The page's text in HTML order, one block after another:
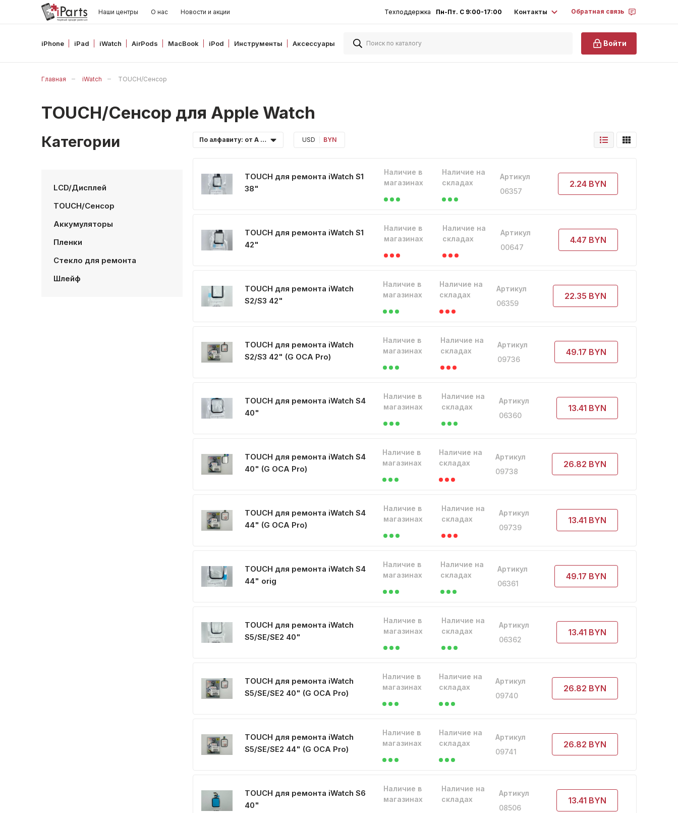
Наши центры О нас Новости и акции Техподдержка Пн-Пт. С 9:00-17:00 Контакты Обратная связь
iPhone iPad iWatch AirPods MacBook iPod Инструменты Аксессуары Войти
Главная iWatch TOUCH/Сенсор
TOUCH/Сенсор для Apple Watch
Категории
LCD/Дисплей
TOUCH/Сенсор
Аккумуляторы
Пленки
Стекло для ремонта
Шлейф
По алфавиту: от А до Я USD BYN
TOUCH для ремонта iWatch S1
38"
Наличие в
магазинах
Наличие на
складах
Артикул
06357
2.24 BYN
TOUCH для ремонта iWatch S1
42"
Наличие в
магазинах
Наличие на
складах
Артикул
00647
4.47 BYN
TOUCH для ремонта iWatch
S2/S3 42"
Наличие в
магазинах
Наличие на
складах
Артикул
06359
22.35 BYN
TOUCH для ремонта iWatch
S2/S3 42" (G OCA Pro)
Наличие в
магазинах
Наличие на
складах
Артикул
09736
49.17 BYN
TOUCH для ремонта iWatch S4
40"
Наличие в
магазинах
Наличие на
складах
Артикул
06360
13.41 BYN
TOUCH для ремонта iWatch S4
40" (G OCA Pro)
Наличие в
магазинах
Наличие на
складах
Артикул
09738
26.82 BYN
TOUCH для ремонта iWatch S4
44" (G OCA Pro)
Наличие в
магазинах
Наличие на
складах
Артикул
09739
13.41 BYN
TOUCH для ремонта iWatch S4
44" orig
Наличие в
магазинах
Наличие на
складах
Артикул
06361
49.17 BYN
TOUCH для ремонта iWatch
S5/SE/SE2 40"
Наличие в
магазинах
Наличие на
складах
Артикул
06362
13.41 BYN
TOUCH для ремонта iWatch
S5/SE/SE2 40" (G OCA Pro)
Наличие в
магазинах
Наличие на
складах
Артикул
09740
26.82 BYN
TOUCH для ремонта iWatch
S5/SE/SE2 44" (G OCA Pro)
Наличие в
магазинах
Наличие на
складах
Артикул
09741
26.82 BYN
TOUCH для ремонта iWatch S6
40"
Наличие в
магазинах
Наличие на
складах
Артикул
08506
13.41 BYN